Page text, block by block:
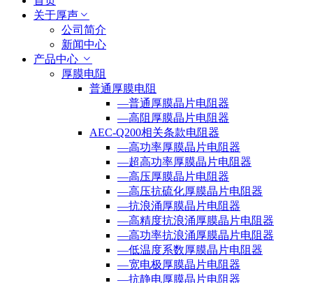
关于厚声
公司简介
新闻中心
产品中心
厚膜电阻
普通厚膜电阻
—普通厚膜晶片电阻器
—高阻厚膜晶片电阻器
AEC-Q200相关条款电阻器
—高功率厚膜晶片电阻器
—超高功率厚膜晶片电阻器
—高压厚膜晶片电阻器
—高压抗硫化厚膜晶片电阻器
—抗浪涌厚膜晶片电阻器
—高精度抗浪涌厚膜晶片电阻器
—高功率抗浪涌厚膜晶片电阻器
—低温度系数厚膜晶片电阻器
—宽电极厚膜晶片电阻器
—抗静电厚膜晶片电阻器